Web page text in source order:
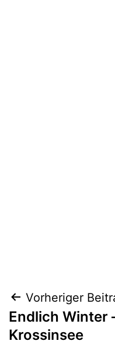
Vorheriger
Endlich Winter
Krossinsee